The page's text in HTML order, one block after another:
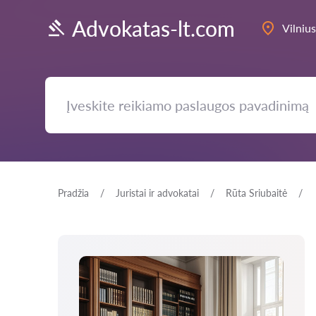
Advokatas-lt.com Vilnius
Pradžia Juristai ir advokatai Rūta Sriubaitė